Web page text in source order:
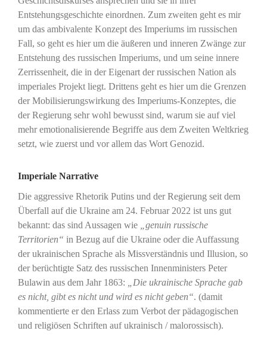
Entstehungsgeschichte einordnen. Zum zweiten geht es mir
um das ambivalente Konzept des Imperiums im russischen
Fall, so geht es hier um die äußeren und inneren Zwänge zur
Entstehung des russischen Imperiums, und um seine innere
Zerrissenheit, die in der Eigenart der russischen Nation als
imperiales Projekt liegt. Drittens geht es hier um die Grenzen
der Mobilisierungswirkung des Imperiums-Konzeptes, die
der Regierung sehr wohl bewusst sind, warum sie auf viel
mehr emotionalisierende Begriffe aus dem Zweiten Weltkrieg
setzt, wie zuerst und vor allem das Wort Genozid.
Imperiale Narrative
Die aggressive Rhetorik Putins und der Regierung seit dem
Überfall auf die Ukraine am 24. Februar 2022 ist uns gut
bekannt: das sind Aussagen wie
„genuin russische
Territorien“ in Bezug auf die Ukraine oder die Auffassung
der ukrainischen Sprache als Missverständnis und Illusion, so
der berüchtigte Satz des russischen Innenministers Peter
Bulawin aus dem Jahr 1863:
„Die ukrainische Sprache gab
es nicht, gibt es nicht und wird es nicht geben“. (damit
kommentierte er den Erlass zum Verbot der pädagogischen
und religiösen Schriften auf ukrainisch / malorossisch).